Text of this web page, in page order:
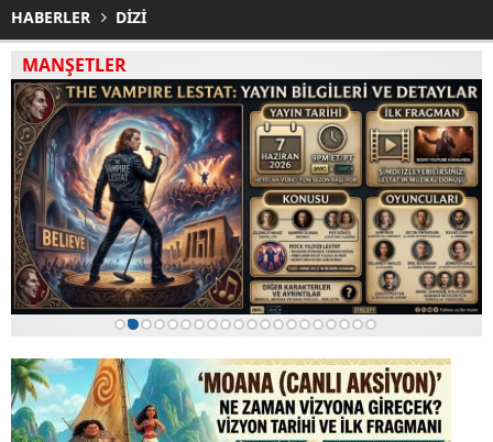
HABERLER DİZİ
MANŞETLER
2 3 4 5 6 7 8 91011121314151617181920